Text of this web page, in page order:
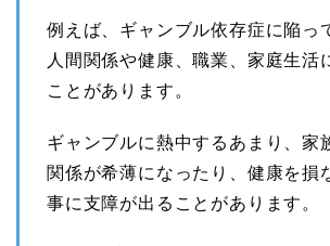
例えば、ギャンブル依存症に陥っ
人間関係や健康、職業、家庭生活
ことがあります。
ギャンブルに熱中するあまり、家
関係が希薄になったり、健康を損
事に支障が出ることがあります。